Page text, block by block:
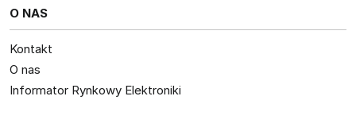
O NAS
Kontakt
O nas
Informator Rynkowy Elektroniki